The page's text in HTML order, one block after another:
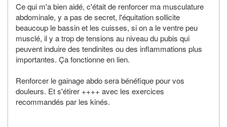
Ce qui m'a bien aidé, c'était de renforcer ma musculature
abdominale, y a pas de secret, l'équitation sollicite
beaucoup le bassin et les cuisses, si on a le ventre peu
musclé, il y a trop de tensions au niveau du pubis qui
peuvent induire des tendinites ou des inflammations plus
importantes. Ça fonctionne en lien.
Renforcer le gainage abdo sera bénéfique pour vos
douleurs. Et s'étirer ++++ avec les exercices
recommandés par les kinés.